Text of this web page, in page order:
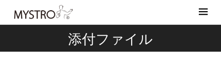
添付ファイル